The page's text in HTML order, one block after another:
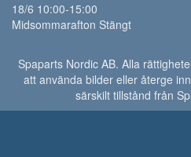
18/6 10:00-15:00
Midsommarafton Stängt
Spaparts Nordic AB. Alla
att använda bilder eller återge
särskilt tillstånd från